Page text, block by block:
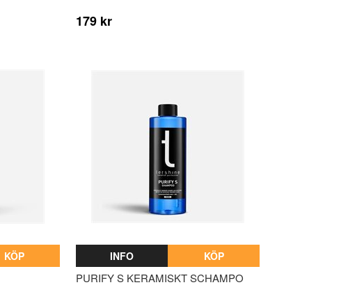
179 kr
KÖP INFO KÖP
PURIFY S KERAMISKT SCHAMPO